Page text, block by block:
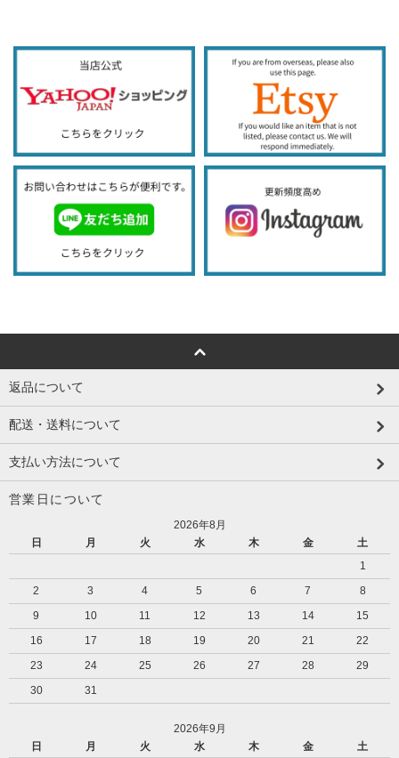
返品について
配送・送料について
支払い方法について
営業日について
2026年8月
日
月 火 水 木 金
土
1
2
3 4 5 6 7
8
9
10 11 12 13 14
15
16
17 18 19 20 21
22
23
24 25 26 27 28
29
30
31
2026年9月
日
月 火 水 木 金
土